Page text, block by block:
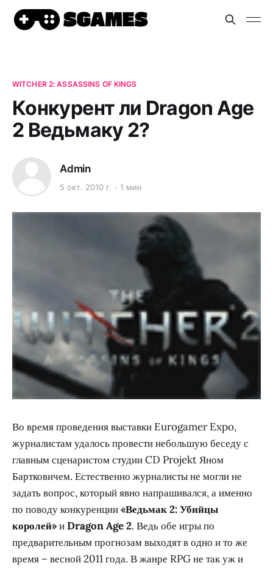
WITCHER 2: ASSASSINS OF KINGS
Конкурент ли Dragon Age
2 Ведьмаку 2?
Admin
5 окт. 2010 г. 1 мин
Во время проведения выставки Eurogamer Expo,
журналистам удалось провести небольшую беседу с
главным сценаристом студии CD Projekt Яном
Бартковичем. Естественно журналисты не могли не
задать вопрос, который явно напрашивался, а именно
по поводу конкуренции«Ведьмак 2: Убийцы
королей»иDragon Age 2. Ведь обе игры по
предварительным прогнозам выходят в одно и то же
время – весной 2011 года. В жанре RPG не так уж и